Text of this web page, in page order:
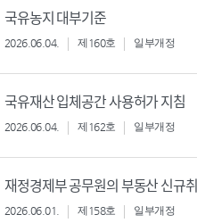
국유농지 대부기준
2026.06.04. 제160호 일부개정
국유재산 입체공간 사용허가 지침
2026.06.04. 제162호 일부개정
재정경제부 공무원의 부동산 신규
2026.06.01. 제158호 일부개정